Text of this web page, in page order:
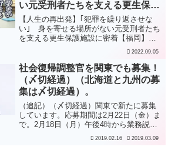
い元受刑者たちを支える更生保護
施設に密着【福岡】
【人生の再出発】｢犯罪を繰り返させな
い｣ 身を寄せる場所がない元受刑者たち
を支える更生保護施設に密着【福岡】更
生保護施設 福岡弥生寮で、訪問支援事業
が取材して放映されたものが、YouTube
でも公開さ...
2022.09.05
社会復帰調整官を関東でも募集！
（〆切経過）（北海道と九州の募
集は〆切経過）。
（追記）（〆切経過）関東で新たに募集
しています。応募期間は2月22日（金）ま
で。2月18日（月）午後4時から業務説明
会もあるようです。（〆切経過）社会復
2019.02.16 2019.03.09